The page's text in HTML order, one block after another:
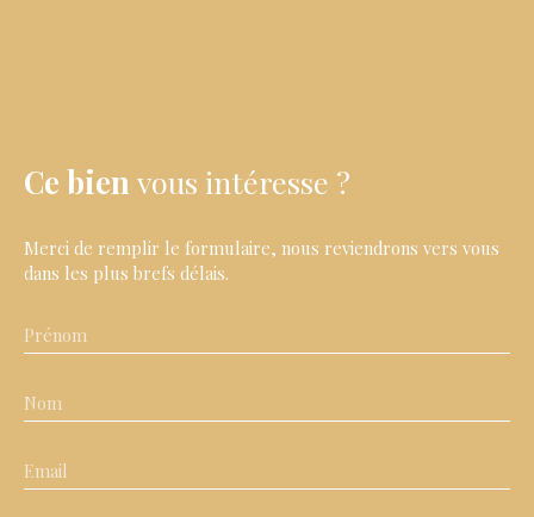
Ce bien vous intéresse ?
Merci de remplir le formulaire, nous reviendrons vers vous
dans les plus brefs délais.
Prénom
Nom
Email